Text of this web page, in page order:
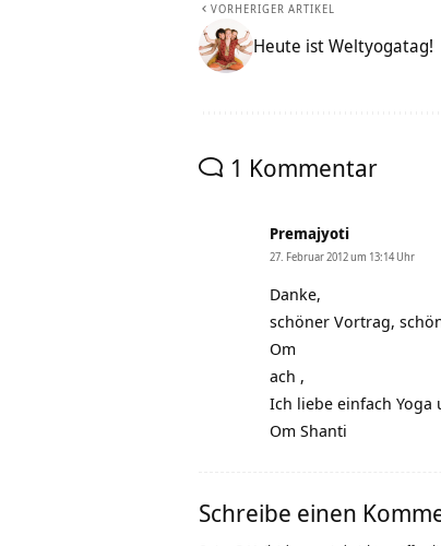
VORHERIGER ARTIKEL
Heute ist Weltyogatag!
1 Kommentar
Premajyoti
27. Februar 2012 um 13:14 Uhr
Danke,
schöner Vortrag,
Om
ach ,
Ich liebe einfach Yoga
Om Shanti
Schreibe einen